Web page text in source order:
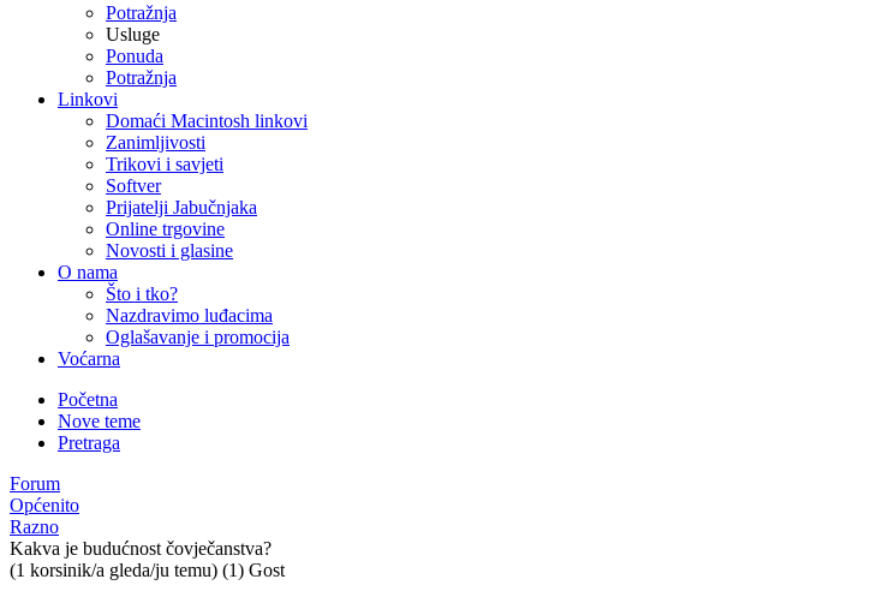
Potražnja
Usluge
Ponuda
Potražnja
Linkovi
Domaći Macintosh linkovi
Zanimljivosti
Trikovi i savjeti
Softver
Prijatelji Jabučnjaka
Online trgovine
Novosti i glasine
O nama
Što i tko?
Nazdravimo luđacima
Oglašavanje i promocija
Voćarna
Početna
Nove teme
Pretraga
Forum
Općenito
Razno
Kakva je budućnost čovječanstva?
(1 korsinik/a gleda/ju temu) (1) Gost